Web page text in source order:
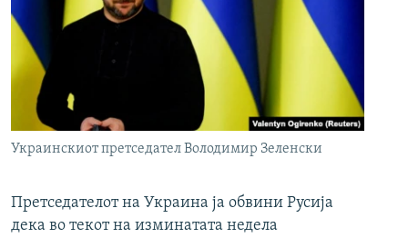
Украинскиот претседател Володимир Зеленски
Претседателот на Украина ја обвини Русија
дека во текот на изминатата недела